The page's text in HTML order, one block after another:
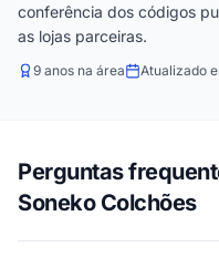
conferência dos códigos
as lojas parceiras.
9 anos na área Atualizado
Perguntas
Soneko Colchões